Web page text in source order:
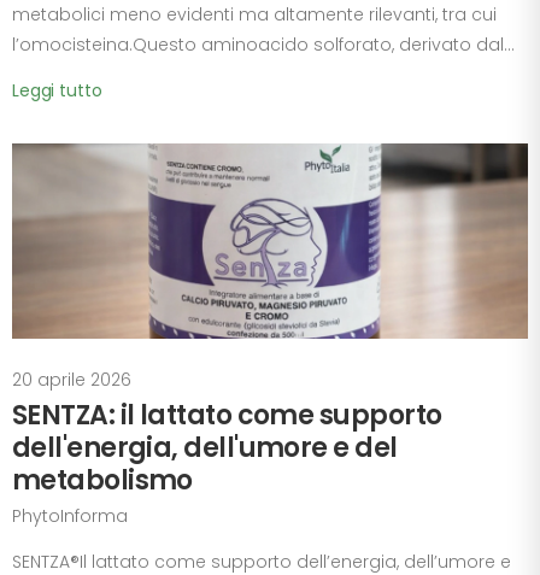
metabolici meno evidenti ma altamente rilevanti, tra cui
l’omocisteina.Questo aminoacido solforato, derivato dal...
Leggi tutto
20 aprile 2026
SENTZA: il lattato come supporto
dell'energia, dell'umore e del
metabolismo
PhytoInforma
SENTZA®Il lattato come supporto dell’energia, dell’umore e